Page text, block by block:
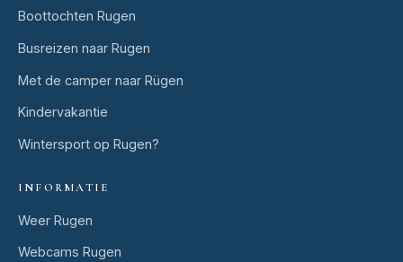
Boottochten Rugen
Busreizen naar Rugen
Met de camper naar Rügen
Kindervakantie
Wintersport op Rugen?
INFORMATIE
Weer Rugen
Webcams Rugen